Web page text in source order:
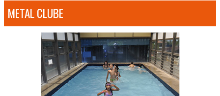
METAL CLUBE